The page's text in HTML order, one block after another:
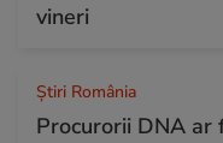
vineri
Știri România
Procurorii DNA